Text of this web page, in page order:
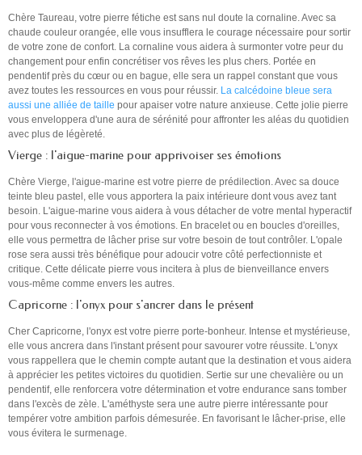
Chère Taureau, votre pierre fétiche est sans nul doute la cornaline. Avec sa
chaude couleur orangée, elle vous insufflera le courage nécessaire pour sortir
de votre zone de confort. La cornaline vous aidera à surmonter votre peur du
changement pour enfin concrétiser vos rêves les plus chers. Portée en
pendentif près du cœur ou en bague, elle sera un rappel constant que vous
avez toutes les ressources en vous pour réussir. La calcédoine bleue sera
aussi une alliée de taille pour apaiser votre nature anxieuse. Cette jolie pierre
vous enveloppera d'une aura de sérénité pour affronter les aléas du quotidien
avec plus de légèreté.
Vierge : l'aigue-marine pour apprivoiser ses émotions
Chère Vierge, l'aigue-marine est votre pierre de prédilection. Avec sa douce
teinte bleu pastel, elle vous apportera la paix intérieure dont vous avez tant
besoin. L'aigue-marine vous aidera à vous détacher de votre mental hyperactif
pour vous reconnecter à vos émotions. En bracelet ou en boucles d'oreilles,
elle vous permettra de lâcher prise sur votre besoin de tout contrôler. L'opale
rose sera aussi très bénéfique pour adoucir votre côté perfectionniste et
critique. Cette délicate pierre vous incitera à plus de bienveillance envers
vous-même comme envers les autres.
Capricorne : l'onyx pour s'ancrer dans le présent
Cher Capricorne, l'onyx est votre pierre porte-bonheur. Intense et mystérieuse,
elle vous ancrera dans l'instant présent pour savourer votre réussite. L'onyx
vous rappellera que le chemin compte autant que la destination et vous aidera
à apprécier les petites victoires du quotidien. Sertie sur une chevalière ou un
pendentif, elle renforcera votre détermination et votre endurance sans tomber
dans l'excès de zèle. L'améthyste sera une autre pierre intéressante pour
tempérer votre ambition parfois démesurée. En favorisant le lâcher-prise, elle
vous évitera le surmenage.